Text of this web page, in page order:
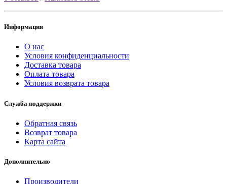
Информация
О нас
Условия конфиденциальности
Доставка товара
Оплата товара
Условия возврата товара
Служба поддержки
Обратная связь
Возврат товара
Карта сайта
Дополнительно
Производители